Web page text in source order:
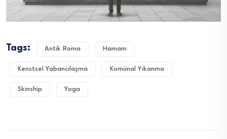
Tags: Antik Roma Hamam
Kenstsel Yabancılaşma Komünal Yıkanma
Skinship Yoga